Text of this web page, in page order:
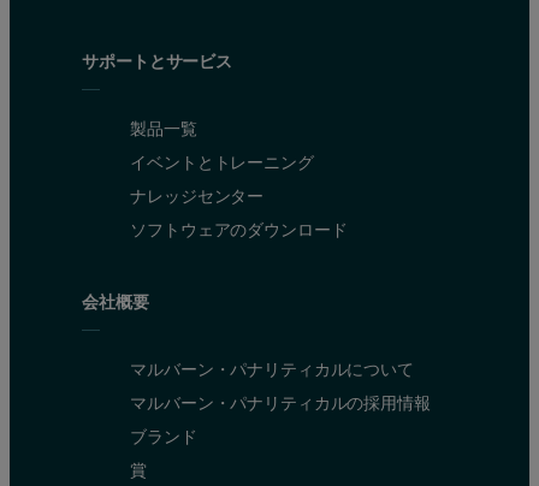
サポートとサービス
製品一覧
イベントとトレーニング
ナレッジセンター
ソフトウェアのダウンロード
会社概要
マルバーン・パナリティカルについて
マルバーン・パナリティカルの採用情報
ブランド
賞